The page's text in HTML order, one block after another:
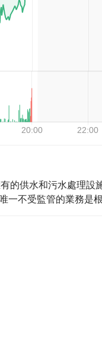
供水和污水處理設
不受監管的業務是